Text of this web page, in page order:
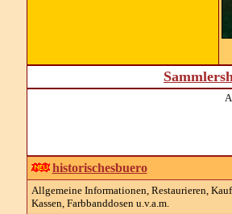
historischesbuero
Allgemeine Informationen, Restaurieren,
Kassen, Farbbanddosen u.v.a.m.